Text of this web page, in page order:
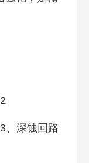
、深蚀回路